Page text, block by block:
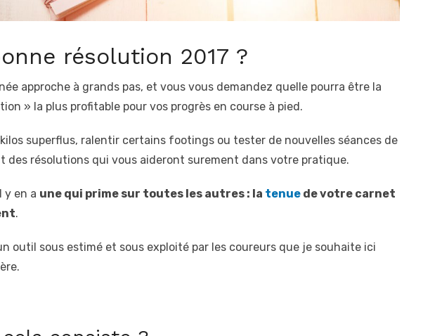
résolution 2017 ?
approche à grands pas, et vous vous demandez quelle pourra être la
» la plus profitable pour vos progrès en course à pied.
kilos superflus, ralentir certains footings ou tester de nouvelles séances de
des résolutions qui vous aideront surement dans votre pratique.
y en a une qui prime sur toutes les autres : la tenue de votre carnet
.
outil sous estimé et sous exploité par les coureurs que je souhaite ici